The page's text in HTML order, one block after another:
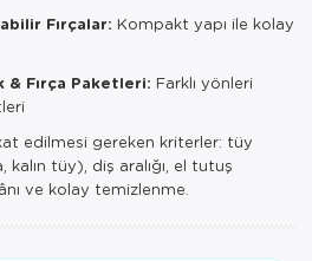
Fırçalar: Kompakt yapı ile kolay
& Fırça Paketleri: Farklı yönleri
edilmesi gereken kriterler: tüy
kalın tüy), diş aralığı, el tutuş
ve kolay temizlenme.